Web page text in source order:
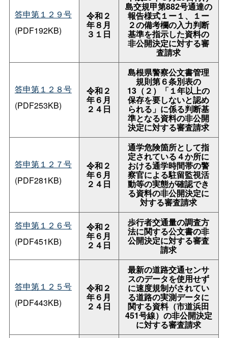
答申第１２９号
(PDF192KB)
令和２
年８月
３１日
島交規甲第882号通達の
報告様式１ー１、１ー
２の備考欄の入力判断
基準を指示した資料の
非公開決定に対する審
査請求
答申第１２８号
(PDF253KB)
令和２
年６月
２４日
島根県警察公文書管理
規則第６条別表の
13 （２）「１年以上の
保存を要しないと認め
られる」に係る判断基
準となる資料の非公開
決定に対する審査請求
答申第１２７号
(PDF281KB)
令和２
年６月
２４日
通学危険箇所として指
定されている４か所に
おける通学時間帯の警
察官による駐留監視活
動等の実態が確認でき
る資料の非公開決定に
対する審査請求
答申第１２６号
(PDF451KB)
令和２
年６月
２４日
歩行者交通量の調査方
法に関する公文書の非
公開決定に対する審査
請求
答申第１２５号
(PDF443KB)
令和２
年６月
２４日
最新の道路交通センサ
スのデータを使用せず
に速度規制がされてい
る道路の実測データに
関する資料（市道浜田
451号線）の非公開決定
に対する審査請求